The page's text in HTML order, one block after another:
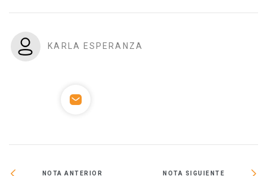
KARLA ESPERANZA
NOTA ANTERIOR NOTA SIGUIENTE